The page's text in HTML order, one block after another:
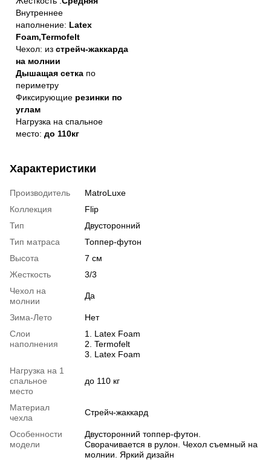
Внутреннее
наполнение: Latex
Foam,Termofelt
Чехол: из стрейч-жаккарда
на молнии
Дышащая сетка по
периметру
Фиксирующие резинки по
углам
Нагрузка на спальное
место: до 110кг
Характеристики
Производитель
MatroLuxe
Коллекция
Flip
Тип
Двусторонний
Тип матраса
Топпер-футон
Высота
7 см
Жесткость
3/3
Чехол на
молнии
Да
Зима-Лето
Нет
Слои
наполнения
1. Latex Foam
2. Termofelt
3. Latex Foam
Нагрузка на 1
спальное
место
до 110 кг
Материал
чехла
Стрейч-жаккард
Особенности
модели
Двусторонний топпер-футон.
Сворачивается в рулон. Чехол съемный на
молнии. Яркий дизайн